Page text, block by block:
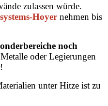
zulassen würde.
Hoyer nehmen bis
noch
oder Legierungen
unter Hitze ist zu